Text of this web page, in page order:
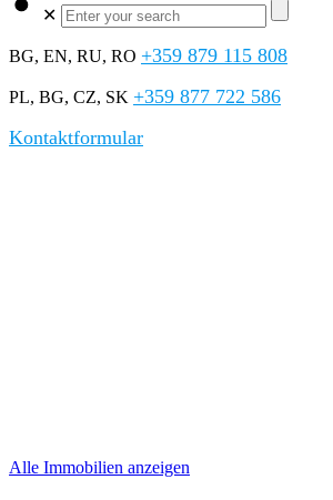
✕
BG, EN, RU, RO +359 879 115 808
PL, BG, CZ, SK +359 877 722 586
Kontaktformular
Alle Immobilien anzeigen